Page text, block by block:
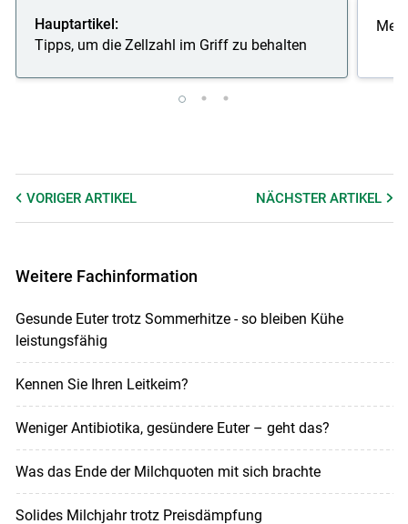
Hauptartikel:
Tipps, um die Zellzahl im Griff zu behalten
VORIGER ARTIKEL NÄCHSTERARTIKEL
Weitere Fachinformation
Gesunde Euter trotz Sommerhitze - so bleiben Kühe
leistungsfähig
Kennen Sie Ihren Leitkeim?
Weniger Antibiotika, gesündere Euter – geht das?
Was das Ende der Milchquoten mit sich brachte
Solides Milchjahr trotz Preisdämpfung